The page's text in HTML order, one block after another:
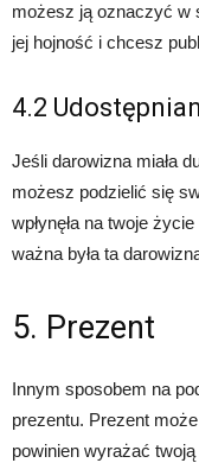
możesz ją oznaczyć w
jej hojność i chcesz
4.2
Jeśli darowizna miała
możesz podzielić się
wpłynęła na twoje
ważna była ta
5. Prezent
Innym sposobem na
prezentu. Prezent
powinien wyrażać